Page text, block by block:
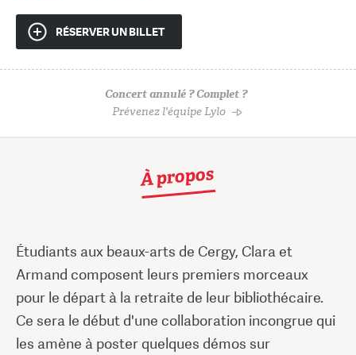
RÉSERVER UN BILLET
Concert annulé ? Complet ?
Prévenez l'équipe Lylo
À propos
Étudiants aux beaux-arts de Cergy, Clara et
Armand composent leurs premiers morceaux
pour le départ à la retraite de leur bibliothécaire.
Ce sera le début d'une collaboration incongrue qui
les amène à poster quelques démos sur